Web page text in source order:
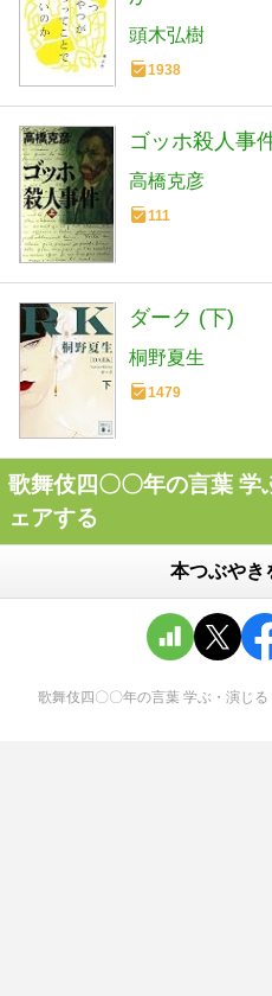
頭木弘樹
1938
ゴッホ殺人事
高橋克彦
111
ダーク (下)
桐野夏生
1479
歌舞伎四〇〇年の言葉 学
ェアする
本つぶやき
歌舞伎四〇〇年の言葉 学ぶ・演じる